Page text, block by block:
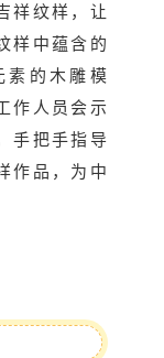
祥纹样，让
样中蕴含的
素的木雕模
作人员会示
手把手指导
作品，为中